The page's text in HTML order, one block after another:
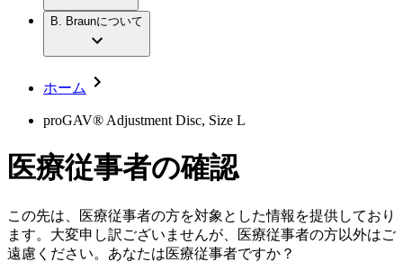
歯科
低侵襲手術 （内視鏡外科手術）
脊椎脊髄治療
パワーシステム
縫合糸 / 皮膚用接着剤
創傷ケア
血管内塞栓術
ソリューション
アクトリーン ハイライト セット
疾患・症状
要
キャリア（B. Braunで働くということ）
私たちのカルチャー
キャリア（B. Braunで働くということ）
イノベーション
私たちの責任
多様性
お問合せ
お問合せフォーム
ニューススペース
B. Braunについて
ホーム
proGAV® Adjustment Disc, Size L
医療従事者の確認
この先は、医療従事者の方を対象とした情報を提供しており
ます。大変申し訳ございませんが、医療従事者の方以外はご
遠慮ください。あなたは医療従事者ですか？